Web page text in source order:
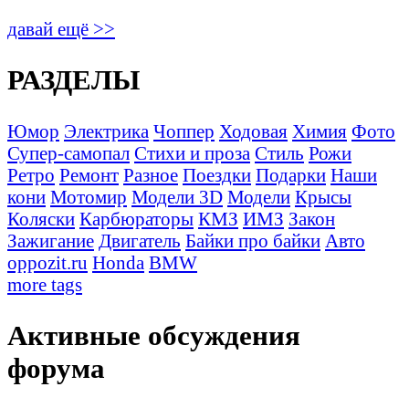
давай ещё >>
РАЗДЕЛЫ
Юмор Электрика Чоппер Ходовая Химия Фото
Супер-самопал Стихи и проза Стиль Рожи
Ретро Ремонт Разное Поездки Подарки Наши
кони Мотомир Модели 3D Модели Крысы
Коляски Карбюраторы КМЗ ИМЗ Закон
Зажигание Двигатель Байки про байки Авто
oppozit.ru Honda BMW
more tags
Активные обсуждения
форума